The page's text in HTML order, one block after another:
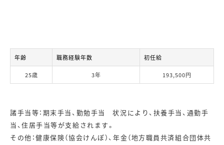
年齢 職務経験年数 初任給
25歳 3年 193,500円
諸手当等：期末手当、勤勉手当 状況により、扶養手当、通勤手
当、住居手当等が支給されます。
その他：健康保険（協会けんぽ）、年金（地方職員共済組合団体共